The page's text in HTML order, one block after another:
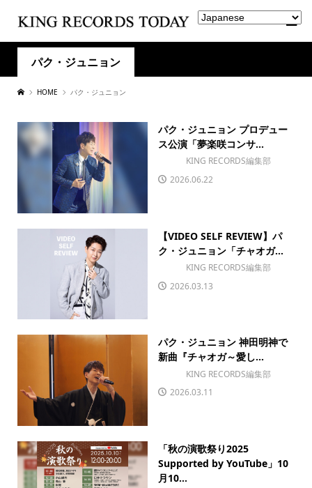
パク・ジュニョン
HOME パク・ジュニョン
パク・ジュニョン プロデュー
ス公演「夢楽咲コンサ...
KING RECORDS編集部
2026.06.22
【VIDEO SELF REVIEW】パ
ク・ジュニョン「チャオガ...
KING RECORDS編集部
2026.03.13
パク・ジュニョン 神田明神で
新曲『チャオガ～愛し...
KING RECORDS編集部
2026.03.11
「秋の演歌祭り2025
Supported by YouTube」10
月10...